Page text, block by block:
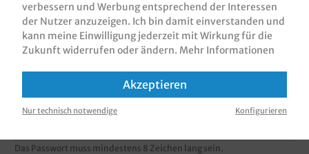
Ihre E-Mail Adresse*
Das Passwort muss mindestens 8 Zeichen lang sein.
verbessern und Werbung entsprechend der Interessen
der Nutzer anzuzeigen. Ich bin damit einverstanden und
kann meine Einwilligung jederzeit mit Wirkung für die
Zukunft widerrufen oder ändern. Mehr Informationen
Akzeptieren
Nur technisch notwendige Konfigurieren